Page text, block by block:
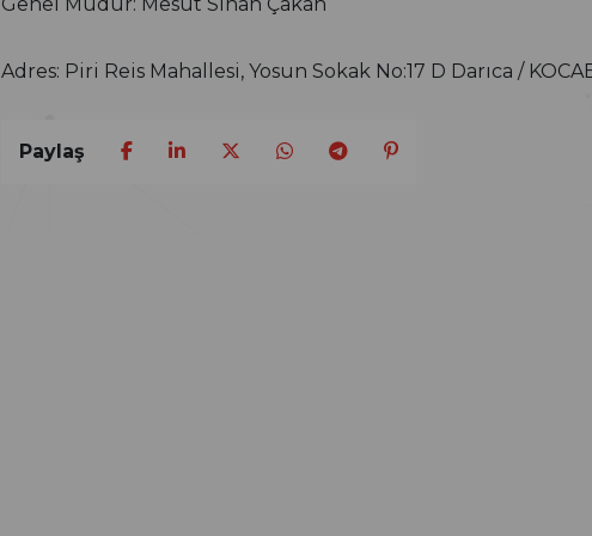
Adres: Piri Reis Mahallesi, Yosun Sokak No:17 D Darıca /
Paylaş